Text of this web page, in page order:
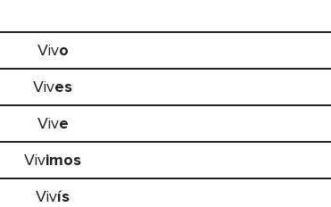
Vivo
Vives
Vive
Vivimos
Vivís